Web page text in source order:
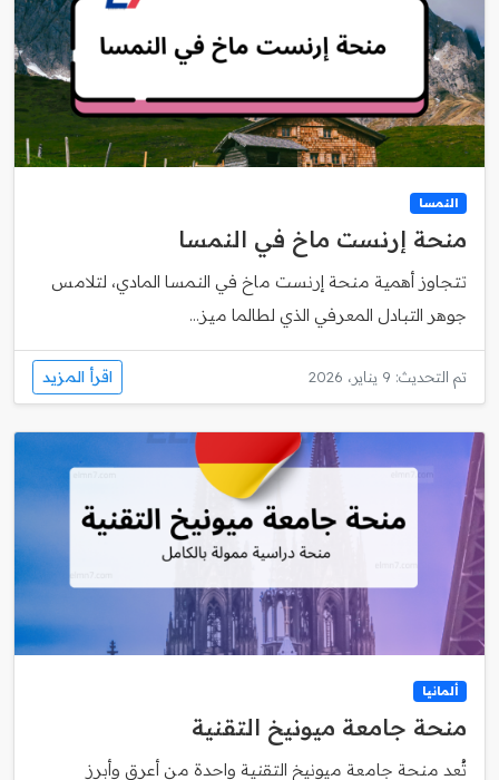
النمسا
منحة إرنست ماخ في النمسا
تتجاوز أهمية منحة إرنست ماخ في النمسا المادي، لتلامس
جوهر التبادل المعرفي الذي لطالما ميز...
تم التحديث: 9 يناير، 2026 اقرأ المزيد
ألمانيا
منحة جامعة ميونيخ التقنية
تُعد منحة جامعة ميونيخ التقنية واحدة من أعرق وأبرز